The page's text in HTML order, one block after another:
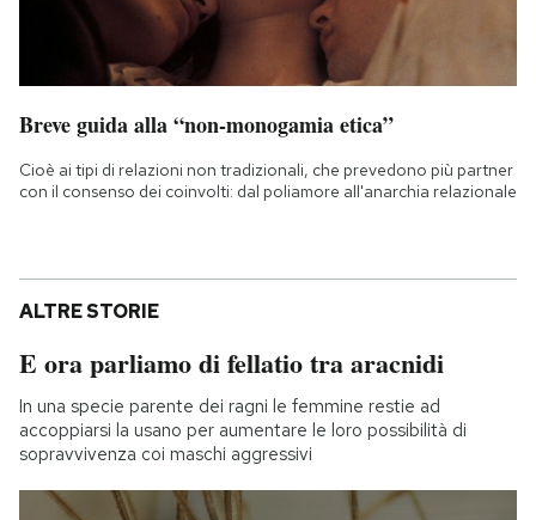
Breve guida alla “non-monogamia etica”
Cioè ai tipi di relazioni non tradizionali, che prevedono più partner
con il consenso dei coinvolti: dal poliamore all'anarchia relazionale
ALTRE STORIE
E ora parliamo di fellatio tra aracnidi
In una specie parente dei ragni le femmine restie ad
accoppiarsi la usano per aumentare le loro possibilità di
sopravvivenza coi maschi aggressivi